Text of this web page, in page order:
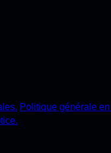
Politique générale